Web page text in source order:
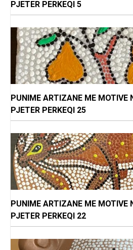
PJETER PERKEQI 5
PUNIME ARTIZANE ME MOTIVE
PJETER PERKEQI 25
PUNIME ARTIZANE ME MOTIVE
PJETER PERKEQI 22